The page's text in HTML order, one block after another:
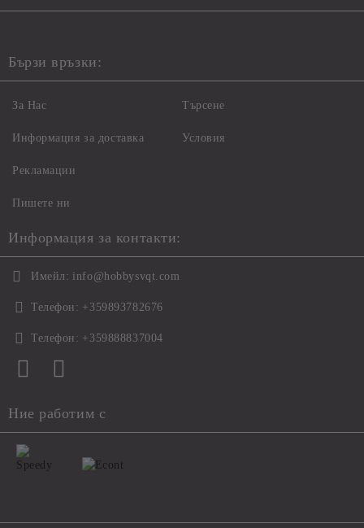
Бързи връзки:
За Нас
Информация за доставка
Рекламации
Пишете ни
Търсене
Условия
Информация за контакти:
Имейл: info@hobbysvqt.com
Телефон: +359893782676
Телефон: +359888837004
Ние работим с